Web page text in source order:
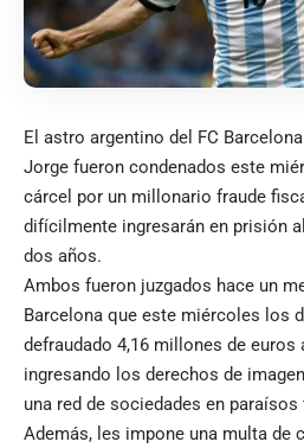
El astro argentino del FC
Jorge fueron condenados este
cárcel por un millonario fraude
difícilmente ingresarán en prisión
dos años.
Ambos fueron juzgados hace un
Barcelona que este miércoles los
defraudado 4,16 millones de euros
ingresando los derechos de
una red de sociedades en
Además, les impone una multa de